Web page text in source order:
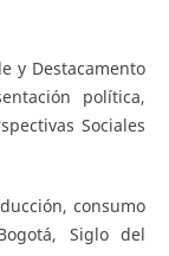
y Destacamento
política,
Sociales
consumo
Siglo del